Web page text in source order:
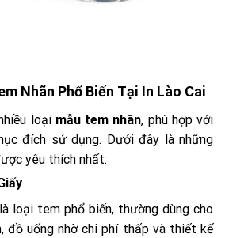
Nhãn Phổ Biến Tại In Lào Cai
loại mẫu tem nhãn, phù hợp với
đích sử dụng. Dưới đây là những
yêu thích nhất:
loại tem phổ biến, thường dùng cho
đồ uống nhờ chi phí thấp và thiết kế